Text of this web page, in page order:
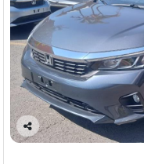
Co